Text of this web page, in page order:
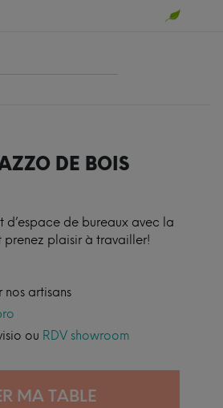
DE BOIS
d’espace de bureaux avec la
plaisir à travailler!
artisans
ou RDV showroom
MA TABLE